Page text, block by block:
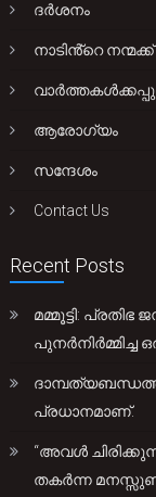
ദർശനം
നാടിൻ്റെ നന്മക്ക്
ആരോഗ്യം
സന്ദേശം
Contact Us
Recent Posts
മമ്മൂട്ടി:
പുനർനിർമ്മിച്ച
പ്രധാനമാണ്.
“അവൾ
തകർന്ന